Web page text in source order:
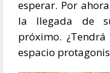
esperar. Por
la llegada de
próximo.
espacio